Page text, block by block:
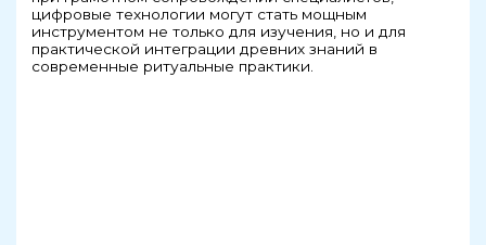
цифровые технологии могут стать мощным
инструментом не только для изучения, но и для
практической интеграции древних знаний в
современные ритуальные практики.